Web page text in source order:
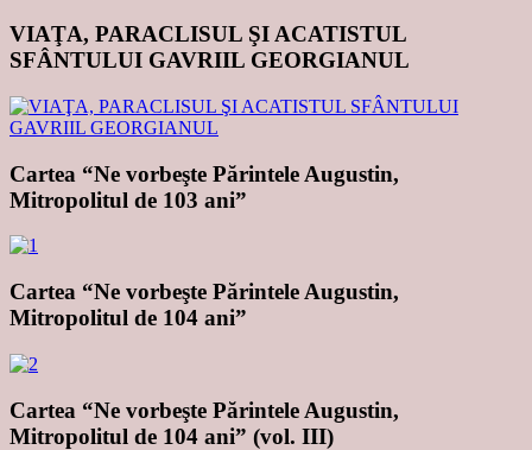
VIAŢA, PARACLISUL ŞI ACATISTUL
SFÂNTULUI GAVRIIL GEORGIANUL
Cartea “Ne vorbeşte Părintele Augustin,
Mitropolitul de 103 ani”
Cartea “Ne vorbeşte Părintele Augustin,
Mitropolitul de 104 ani”
Cartea “Ne vorbeşte Părintele Augustin,
Mitropolitul de 104 ani” (vol. III)